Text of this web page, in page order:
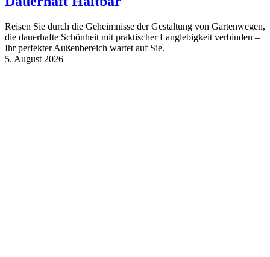
Reisen Sie durch die Geheimnisse der Gestaltung von Gartenwegen,
die dauerhafte Schönheit mit praktischer Langlebigkeit verbinden –
Ihr perfekter Außenbereich wartet auf Sie.
5. August 2026